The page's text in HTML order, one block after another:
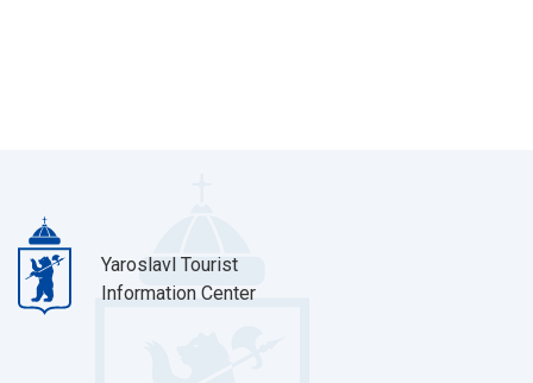
Yaroslavl Tourist
Information Center